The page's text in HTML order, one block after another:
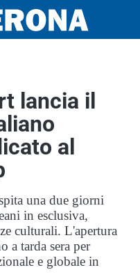
lancia il
al
una due giorni
in esclusiva,
culturali. L'apertura
a tarda sera per
e globale in